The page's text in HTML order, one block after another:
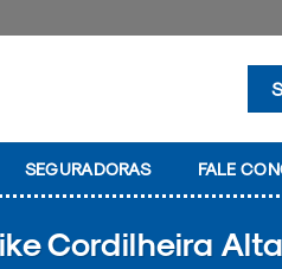
SEGURADORAS FALE
Cordilheira